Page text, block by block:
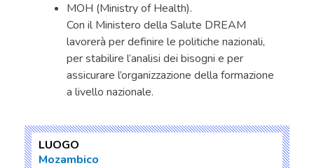
LUOGO
Mozambico
MOH (Ministry of Health).
Con il Ministero della Salute DREAM
lavorerà per definire le politiche nazionali,
per stabilire l’analisi dei bisogni e per
assicurare l’organizzazione della formazione
a livello nazionale.